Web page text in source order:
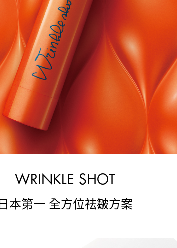
WRINKLE SHOT
日本第一 全方位祛皺方案